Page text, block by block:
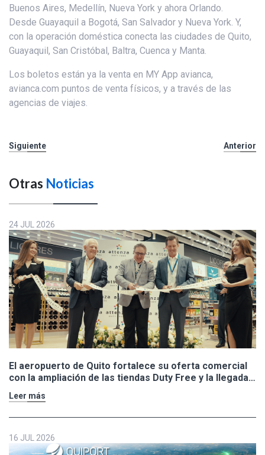
Buenos Aires, Medellín, Nueva York y ahora Orlando.
Desde Guayaquil a Bogotá, San Salvador y Nueva York. Y,
con la operación doméstica conecta las ciudades de Quito,
Guayaquil, San Cristóbal, Baltra, Cuenca y Manta.
Los boletos están ya la venta en MY App avianca,
avianca.com puntos de venta físicos, y a través de las
agencias de viajes.
Siguiente Anterior
Otras Noticias
24 JUL 2026
El aeropuerto de Quito fortalece su oferta comercial
con la ampliación de las tiendas Duty Free y la llegada
Leer más
16 JUL 2026